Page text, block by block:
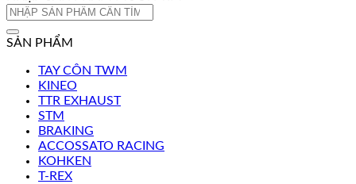
Tìm
SẢN PHẨM
TAY CÔN TWM
KINEO
TTR EXHAUST
STM
BRAKING
ACCOSSATO RACING
KOHKEN
T-REX